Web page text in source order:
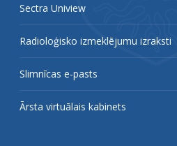
Sectra Uniview
Radioloģisko izmeklējumu izraksti
Slimnīcas e-pasts
Ārsta virtuālais kabinets